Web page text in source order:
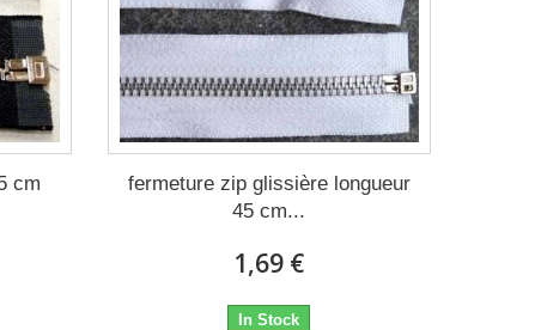
cm
fermeture zip glissière longueur
45 cm...
1,69 €
In Stock